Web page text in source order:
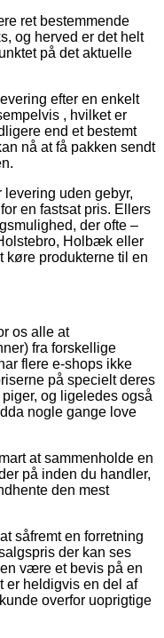
ret bestemmende
og herved er det helt
på det aktuelle
efter en enkelt
, hvilket er
end et bestemt
nå at få pakken sendt
uden gebyr,
en fastsat pris. Ellers
der ofte –
Holbæk eller
køre produkterne til en
os alle at
fra forskellige
flere e-shops ikke
på specielt deres
og ligeledes også
nogle gange love
at sammenholde en
på inden du handler,
den mest
såfremt en forretning
der kan ses
være et bevis på en
er heldigvis en del af
overfor uoprigtige